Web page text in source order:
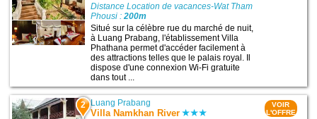
Distance Location de vacances-Wat Tham
Phousi :200m
Situé sur la célèbre rue du marché de nuit,
à Luang Prabang, l'établissement Villa
Phathana permet d'accéder facilement à
des attractions telles que le palais royal. Il
dispose d'une connexion Wi-Fi gratuite
dans tout ...
2 Luang Prabang
Villa Namkhan River
VOIR
L'OFFRE